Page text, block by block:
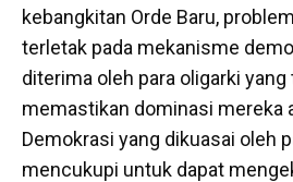
kebangkitan Orde Baru,
terletak pada mekanisme
diterima oleh para oligarki yang
memastikan dominasi mereka
Demokrasi yang dikuasai oleh
mencukupi untuk dapat